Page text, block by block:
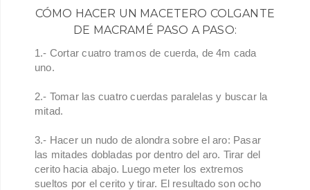
CÓMO HACER UN MACETERO COLGANTE
DE MACRAMÉ PASO A PASO:
1.- Cortar cuatro tramos de cuerda, de 4m cada
uno.
2.- Tomar las cuatro cuerdas paralelas y buscar la
mitad.
3.- Hacer un nudo de alondra sobre el aro: Pasar
las mitades dobladas por dentro del aro. Tirar del
cerito hacia abajo. Luego meter los extremos
sueltos por el cerito y tirar. El resultado son ocho